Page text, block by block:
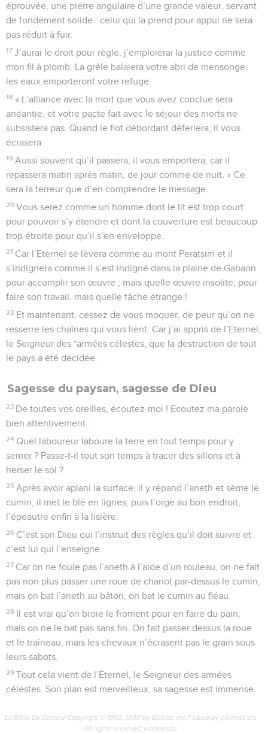
éprouvée, une pierre angulaire d’une grande valeur, servant
de fondement solide : celui qui la prend pour appui ne sera
pas réduit à fuir.
17 J’aurai le droit pour règle, j’emploierai la justice comme
mon fil à plomb. La grêle balaiera votre abri de mensonge,
les eaux emporteront votre refuge.
18 « L’alliance avec la mort que vous avez conclue sera
anéantie, et votre pacte fait avec le séjour des morts ne
subsistera pas. Quand le flot débordant déferlera, il vous
écrasera.
19 Aussi souvent qu’il passera, il vous emportera, car il
repassera matin après matin, de jour comme de nuit. » Ce
sera la terreur que d’en comprendre le message.
20 Vous serez comme un homme dont le lit est trop court
pour pouvoir s’y étendre et dont la couverture est beaucoup
trop étroite pour qu’il s’en enveloppe.
21 Car l’Eternel se lèvera comme au mont Peratsim et il
s’indignera comme il s’est indigné dans la plaine de Gabaon
pour accomplir son œuvre ; mais quelle œuvre insolite, pour
faire son travail, mais quelle tâche étrange !
22 Et maintenant, cessez de vous moquer, de peur qu’on ne
resserre les chaînes qui vous lient. Car j’ai appris de l’Eternel,
le Seigneur des *armées célestes, que la destruction de tout
le pays a été décidée.
Sagesse du paysan, sagesse de Dieu
23 De toutes vos oreilles, écoutez-moi ! Ecoutez ma parole
bien attentivement :
24 Quel laboureur laboure la terre en tout temps pour y
semer ? Passe-t-il tout son temps à tracer des sillons et à
herser le sol ?
25 Après avoir aplani la surface, il y répand l’aneth et sème le
cumin, il met le blé en lignes, puis l’orge au bon endroit,
l’épeautre enfin à la lisière.
26 C’est son Dieu qui l’instruit des règles qu’il doit suivre et
c’est lui qui l’enseigne.
27 Car on ne foule pas l’aneth à l’aide d’un rouleau, on ne fait
pas non plus passer une roue de chariot par-dessus le cumin,
mais on bat l’aneth au bâton, on bat le cumin au fléau.
28 Il est vrai qu’on broie le froment pour en faire du pain,
mais on ne le bat pas sans fin. On fait passer dessus la roue
et le traîneau, mais les chevaux n’écrasent pas le grain sous
leurs sabots.
29 Tout cela vient de l’Eternel, le Seigneur des armées
célestes. Son plan est merveilleux, sa sagesse est immense.
La Bible Du Semeur Copyright © 1992, 1999 by Biblica, Inc.® Used by permission.
All rights reserved worldwide.